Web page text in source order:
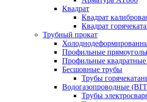
Квадрат
Квадрат
Квадрат
Трубный прокат
Профильные
Профильные
Бесшовные трубы
Трубы
Водогазопроводные
Трубы